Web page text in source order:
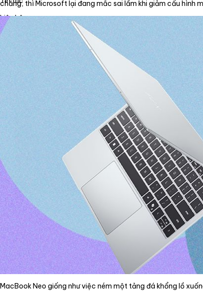
Liên hệ
English
chăng, thì Microsoft lại đang mắc sai lầm khi giảm cấu hình
MacBook Neo giống như việc ném một tảng đá khổng lồ